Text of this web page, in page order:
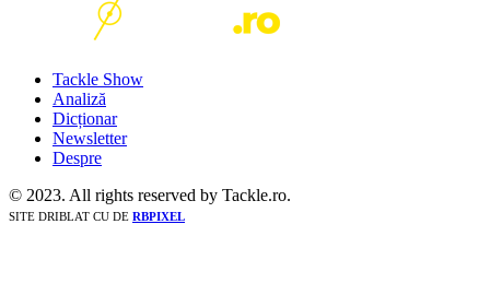
Tackle Show
Analiză
Dicționar
Newsletter
Despre
© 2023. All rights reserved by Tackle.ro.
SITE DRIBLAT CU DE RBPIXEL